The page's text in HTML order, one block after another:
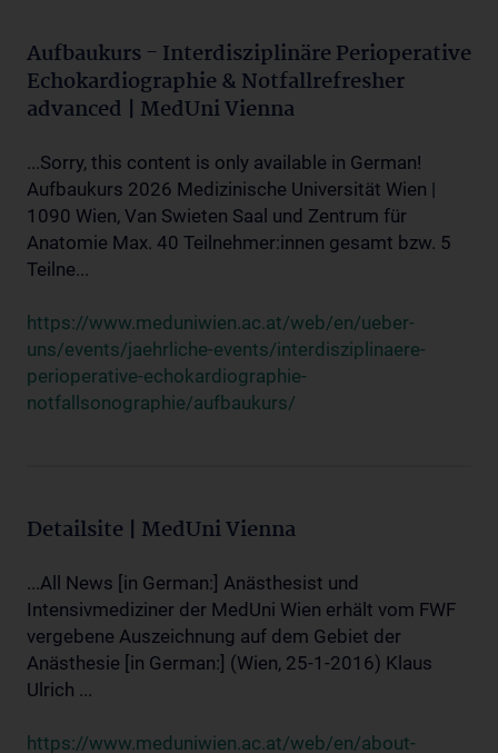
Aufbaukurs - Interdisziplinäre Perioperative
Echokardiographie & Notfallrefresher
advanced | MedUni Vienna
...Sorry, this content is only available in German!
Aufbaukurs 2026 Medizinische Universität Wien |
1090 Wien, Van Swieten Saal und Zentrum für
Anatomie Max. 40 Teilnehmer:innen gesamt bzw. 5
Teilne...
https://www.meduniwien.ac.at/web/en/ueber-
uns/events/jaehrliche-events/interdisziplinaere-
perioperative-echokardiographie-
notfallsonographie/aufbaukurs/
Detailsite | MedUni Vienna
...All News [in German:] Anästhesist und
Intensivmediziner der MedUni Wien erhält vom FWF
vergebene Auszeichnung auf dem Gebiet der
Anästhesie [in German:] (Wien, 25-1-2016) Klaus
Ulrich ...
https://www.meduniwien.ac.at/web/en/about-